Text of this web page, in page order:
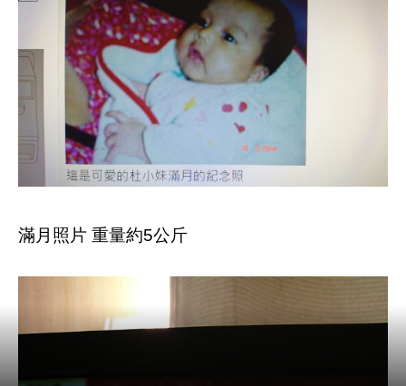
滿月照片 重量約5公斤